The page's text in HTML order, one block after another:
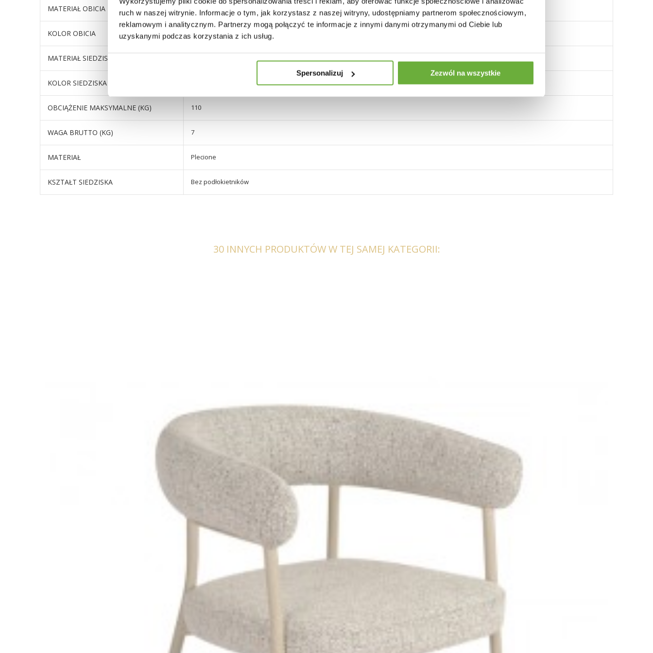
ruch w naszej witrynie. Informacje o tym, jak korzystasz z naszej witryny, udostępniamy partnerom społecznościowym,
reklamowym i analitycznym. Partnerzy mogą połączyć te informacje z innymi danymi otrzymanymi od Ciebie lub
uzyskanymi podczas korzystania z ich usług.
Spersonalizuj Zezwól na wszystkie
MATERIAŁ OBICIA plecionka
KOLOR OBICIA odcienie beżu
MATERIAŁ SIEDZISKA
KOLOR SIEDZISKA
OBCIĄŻENIE MAKSYMALNE (KG) 110
WAGA BRUTTO (KG) 7
MATERIAŁ Plecione
KSZTAŁT SIEDZISKA Bez podłokietników
KRZESŁO PATRICIA BEŻOWE II
609,89 zł752,94 zł
30 INNYCH PRODUKTÓW W TEJ SAMEJ KATEGORII: